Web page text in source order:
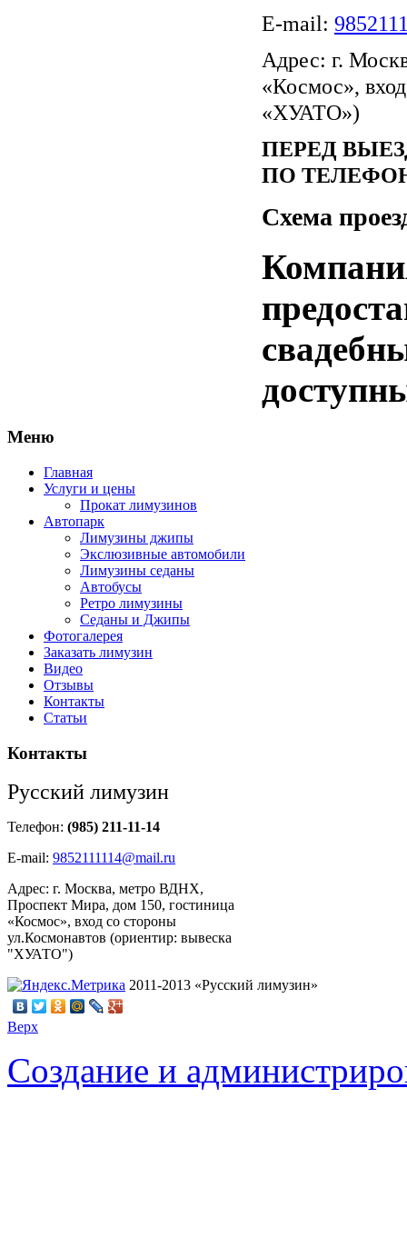
Е-mail:
Адрес: г.
«Космос»,
«ХУАТО»)
ПЕРЕД
ПО
Схема
Меню
Главная
Услуги и цены
Прокат лимузинов
Автопарк
Лимузины джипы
Экслюзивные автомобили
Лимузины седаны
Автобусы
Ретро лимузины
Седаны и Джипы
Фотогалерея
Заказать лимузин
Видео
Отзывы
Контакты
Статьи
Контакты
Русский лимузин
Телефон: (985) 211-11-14
Е-mail: 9852111114@mail.ru
Адрес: г. Москва, метро ВДНХ,
Проспект Мира, дом 150, гостиница
«Космос», вход со стороны
ул.Космонавтов (ориентир: вывеска
"ХУАТО")
2011-2013 «Русский лимузин»
Верх
Создание и